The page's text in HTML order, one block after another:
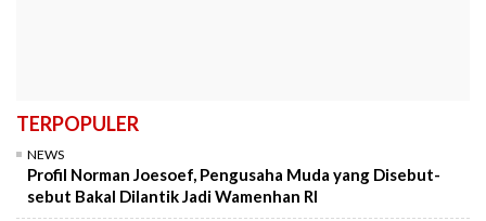
TERPOPULER
NEWS
Profil Norman Joesoef, Pengusaha Muda yang Disebut-
sebut Bakal Dilantik Jadi Wamenhan RI